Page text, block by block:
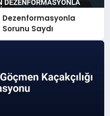
Dezenformasyonla
Saydı